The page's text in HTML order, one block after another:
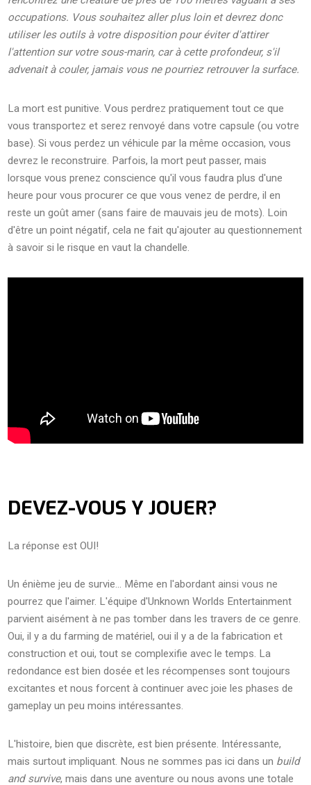
occupations. Vous souhaitez aller plus loin et devrez donc
utiliser les outils à votre disposition pour éviter d'attirer
l'attention sur votre sous-marin, car à cette profondeur, s'il
advenait à couler, jamais vous ne pourriez retrouver la surface.
La mort est punitive. Vous perdrez pratiquement tout ce que
vous transportez et serez renvoyé dans votre capsule (ou votre
base). Si vous perdez un véhicule par la même occasion, vous
devrez le reconstruire. Parfois, la mort peut passer, mais
lorsque vous prenez conscience qu'il vous faudra plus d'une
heure pour vous procurer ce que vous venez de perdre, il en
reste un goût amer (sans faire de mauvais jeu de mots). Loin
d'être un point négatif, cela ne fait qu'ajouter au questionnement
à savoir si le risque en vaut la chandelle.
DEVEZ-VOUS Y JOUER?
La réponse est OUI!
Un énième jeu de survie… Même en l'abordant ainsi vous ne
pourrez que l'aimer. L'équipe d'Unknown Worlds Entertainment
parvient aisément à ne pas tomber dans les travers de ce genre.
Oui, il y a du farming de matériel, oui il y a de la fabrication et
construction et oui, tout se complexifie avec le temps. La
redondance est bien dosée et les récompenses sont toujours
excitantes et nous forcent à continuer avec joie les phases de
gameplay un peu moins intéressantes.
L'histoire, bien que discrète, est bien présente. Intéressante,
mais surtout impliquant. Nous ne sommes pas ici dans un build
and survive, mais dans une aventure ou nous avons une totale